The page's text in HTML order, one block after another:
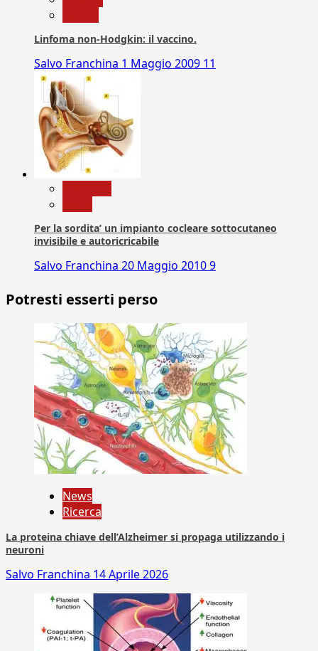
Linfoma non-Hodgkin: il vaccino.
Salvo Franchina 1 Maggio 2009 11
Per la sordita’ un impianto cocleare sottocutaneo
invisibile e autoricricabile
Salvo Franchina 20 Maggio 20109
Potresti esserti perso
News
Ricerca
La proteina chiave dell’Alzheimer si propaga utilizzando i
neuroni
Salvo Franchina 14 Aprile 2026